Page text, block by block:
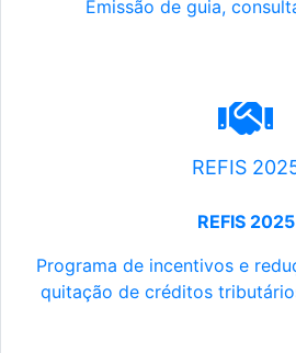
Emissão de guia,
REFIS
REFIS 2025
Programa de incentivos e
quitação de créditos